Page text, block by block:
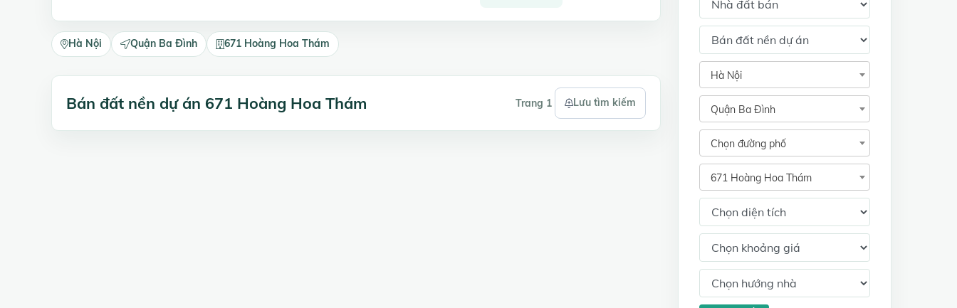
Hà Nội Quận Ba Đình 671 Hoàng Hoa Thám
Bán đất nền dự án 671 Hoàng Hoa Thám Trang 1 Lưu tìm kiếm
Hà Nội
Quận Ba Đình
Chọn đường phố
671 Hoàng Hoa Thám